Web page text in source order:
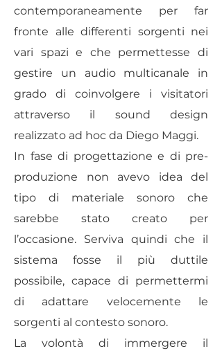
contemporaneamente per far
fronte alle differenti sorgenti nei
vari spazi e che permettesse di
gestire un audio multicanale in
grado di coinvolgere i visitatori
attraverso il sound design
realizzato ad hoc da Diego Maggi.
In fase di progettazione e di pre-
produzione non avevo idea del
tipo di materiale sonoro che
sarebbe stato creato per
l’occasione. Serviva quindi che il
sistema fosse il più duttile
possibile, capace di permettermi
di adattare velocemente le
sorgenti al contesto sonoro.
La volontà di immergere il